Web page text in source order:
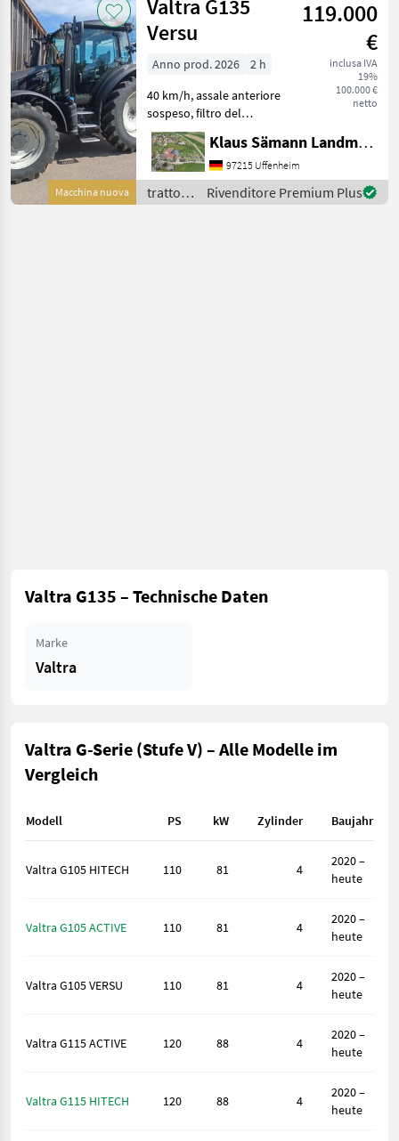
Macchina nuova
Valtra G135
Versu
119.000
€
inclusa IVA
19%
100.000 €
netto
Anno prod. 2026
2 h
40 km/h, assale anteriore
sospeso, filtro del
serbatoio, presa di forza
anteriore, aria compressa a
2 condutture, sospensioni
della cabina, fari principali
sul tetto
Klaus Sämann Landmaschinen Fachbetrieb GmbH
97215 Uffenheim
trattori
/ Valtra
Rivenditore Premium Plus
Valtra G135 – Technische Daten
Marke
Valtra
Valtra G-Serie (Stufe V) – Alle Modelle im
Vergleich
Modell PS kW Zylinder Baujahr
Valtra G105 HITECH 110 81 4
2020 –
heute
Valtra G105 ACTIVE 110 81 4
2020 –
heute
Valtra G105 VERSU 110 81 4
2020 –
heute
Valtra G115 ACTIVE 120 88 4
2020 –
heute
Valtra G115 HITECH 120 88 4
2020 –
heute